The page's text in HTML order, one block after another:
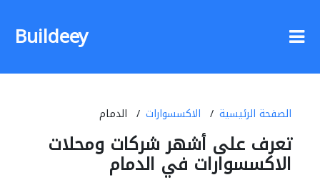
Buildeey
الصفحة الرئيسية الاكسسوارات الدمام
تعرف على أشهر شركات ومحلات
الاكسسوارات في الدمام